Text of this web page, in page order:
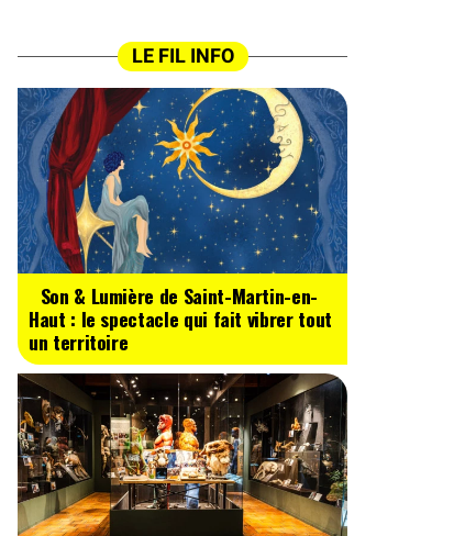
LE FIL INFO
Son & Lumière de Saint-Martin-en-
Haut : le spectacle qui fait vibrer tout
un territoire